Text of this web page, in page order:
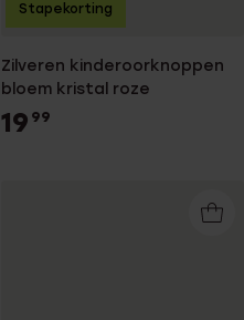
Zilveren kinderoorknoppen
bloem kristal roze
19 99
Stapekorting